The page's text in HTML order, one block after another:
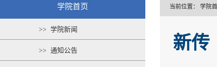
学院首页
>> 学院新闻
>> 通知公告
当前位置： 学院
新传